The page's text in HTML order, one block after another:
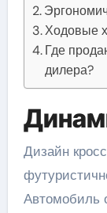
Ходовые
Где
дилера?
Дизайн
Автомобиль